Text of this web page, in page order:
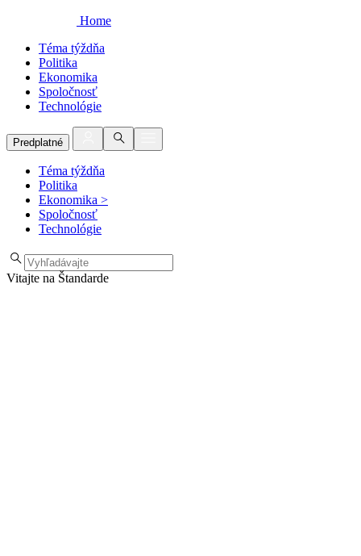
Home
Téma týždňa
Politika
Ekonomika
Spoločnosť
Technológie
Predplatné
Téma týždňa
Politika
Ekonomika >
Spoločnosť
Technológie
Vitajte na Štandarde